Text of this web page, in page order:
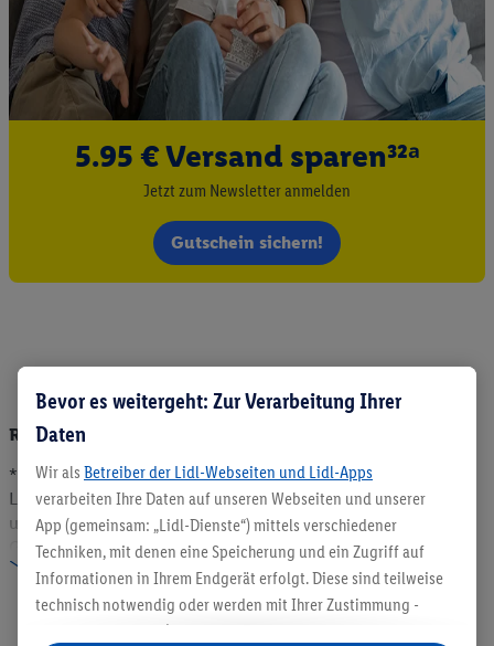
5.95 € Versand sparen³²ᵃ
Jetzt zum Newsletter anmelden
Gutschein sichern!
Rechtliche Hinweise und Auflösung der Fußnoten
*
Bitte beachten Sie:Alle Preise in Euro inkl. MwSt., zzgl.
Lieferung. Alle Artikel solange der Vorrat reicht! Änderungen
und Irrtümer vorbehalten. Artikel teilweise nicht in allen
Größen und Farben erhältlich. Abbildungen ähnlich. Bitte
beachten Sie, dass wir nur Bestellungen von Kunden mit einer
Lieferanschrift in Deutschland akzeptieren. Dieser Artikel
kann aufgrund begrenzter Vorratsmenge bereits im Laufe des
Mehr anzeigen
Bevor es weitergeht: Zur Verarbeitung Ihrer
Daten
Wir als Betreiber der Lidl-Webseiten und Lidl-Apps
verarbeiten Ihre Daten auf unseren Webseiten und unserer
App (gemeinsam: „Lidl-Dienste“) mittels verschiedener
Techniken, mit denen eine Speicherung und ein Zugriff auf
Informationen in Ihrem Endgerät erfolgt. Diese sind teilweise
technisch notwendig oder werden mit Ihrer Zustimmung -
auch durch Partner (u.a.